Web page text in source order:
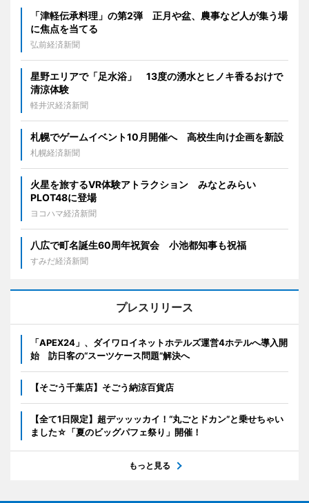
「津軽伝承料理」の第2弾 正月や盆、農事など人が集う場
に焦点を当てる
弘前経済新聞
星野エリアで「足水浴」 13度の湧水とヒノキ香るおけで
清涼体験
軽井沢経済新聞
札幌でゲームイベント10月開催へ 高校生向け企画を新設
札幌経済新聞
火星を旅するVR体験アトラクション みなとみらい
PLOT48に登場
ヨコハマ経済新聞
八広で町名誕生60周年祝賀会 小池都知事も祝福
すみだ経済新聞
プレスリリース
「APEX24」、ダイワロイネットホテルズ運営4ホテルへ導入開
始 訪日客の“スーツケース問題”解決へ
【そごう千葉店】そごう納涼百貨店
【全て1日限定】超デッッッカイ！“丸ごとドカン”と乗せちゃい
ました☆「夏のビッグパフェ祭り」開催！
もっと見る